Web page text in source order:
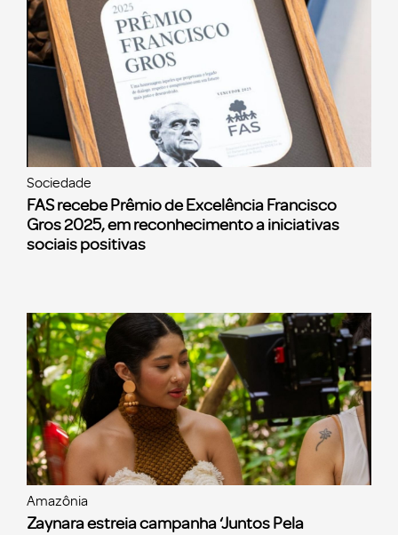
Sociedade
FAS recebe Prêmio de Excelência Francisco
Gros 2025, em reconhecimento a iniciativas
sociais positivas
Amazônia
Zaynara estreia campanha ‘Juntos Pela